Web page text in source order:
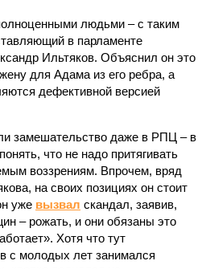
людьми – с таким
в парламенте
Ильтяков. Объяснил он это
для Адама из его ребра, а
дефективной версией
замешательство даже в РПЦ – в
что не надо притягивать
воззрениям. Впрочем, вряд
на своих позициях он стоит
уже вызвал скандал, заявив,
– рожать, и они обязаны это
Хотя что тут
с молодых лет занимался